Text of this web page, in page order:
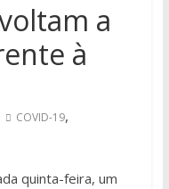
a
à
COVID-19,
quinta-feira, um